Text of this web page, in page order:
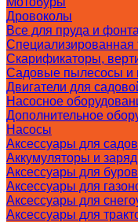
Дровоколы
Все для пруда и
Специализированная
Скарификаторы,
Садовые пылесосы и
Двигатели для
Насосное
Дополнительное
Насосы
Аксессуары для
Аккумуляторы и
Аксессуары для буров
Аксессуары для
Аксессуары для
Аксессуары для